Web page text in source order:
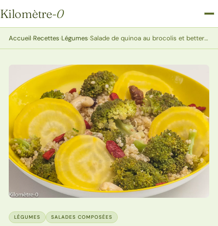
Kilomètre-0
Kilomètre-0
Accueil›Recettes›Légumes› Salade de quinoa au brocolis et betterave
LÉGUMES SALADES COMPOSÉES